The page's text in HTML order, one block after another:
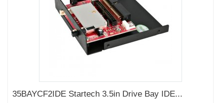
35BAYCF2IDE Startech 3.5in Drive Bay IDE...